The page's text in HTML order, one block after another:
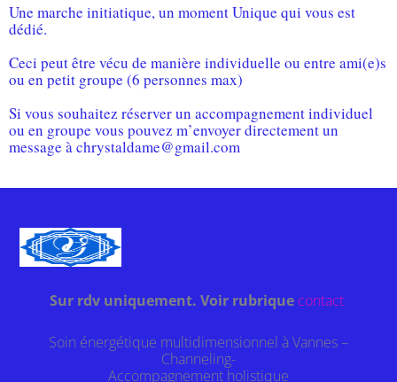
Une marche initiatique, un moment Unique qui vous est
dédié.
Ceci peut être vécu de manière individuelle ou entre ami(e)s
ou en petit groupe (6 personnes max)
Si vous souhaitez réserver un accompagnement individuel
ou en groupe vous pouvez m’envoyer directement un
message à chrystaldame@gmail.com
Sur rdv uniquement. Voir rubrique contact
Soin énergétique multidimensionnel à Vannes –
Channeling-
Accompagnement holistique